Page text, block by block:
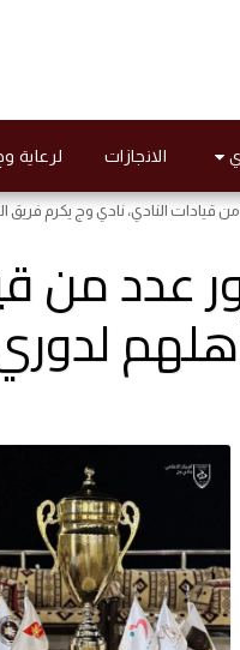
الانجازات لرعاية
قيادات النادي، نادي وج يكرم فريق
عدد من
لدوري